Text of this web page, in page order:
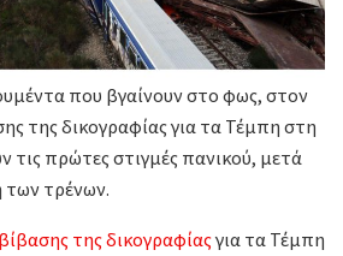
που βγαίνουν στο φως, στον
της δικογραφίας για τα Τέμπη στη
πρώτες στιγμές πανικού, μετά
των τρένων.
της δικογραφίαςγια τα Τέμπη